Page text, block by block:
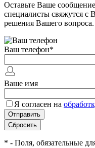
Оставьте Ваше
специалисты свяжутся с
решения Вашего вопроса.
Ваш телефон*
Ваше имя
Я согласен на
* - Поля, обязательные